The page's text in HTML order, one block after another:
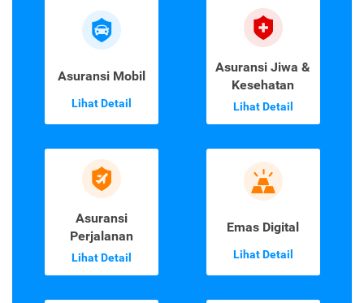
Asuransi Mobil
Lihat Detail
Asuransi Jiwa &
Kesehatan
Lihat Detail
Asuransi
Perjalanan
Lihat Detail
Emas Digital
Lihat Detail